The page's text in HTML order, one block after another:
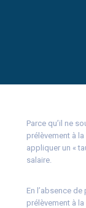
Parce qu’il ne
prélèvement à
appliquer un «
salaire.
En l’absence
prélèvement à